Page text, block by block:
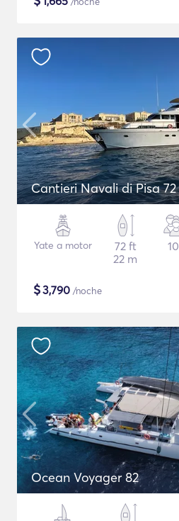
Cantieri Navali di Pisa 72
Yate a motor
72 ft
22 m
10
$3,790 /noche
Ocean Voyager 82